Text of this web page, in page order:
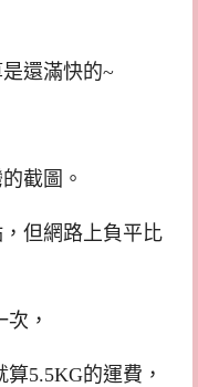
還滿快的~
截圖。
但網路上負平比
，
5.5KG的運費，